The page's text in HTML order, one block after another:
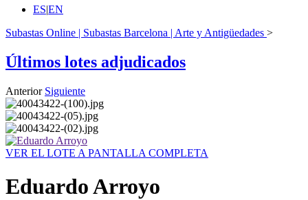
ES|EN
Subastas Online | Subastas Barcelona | Arte y Antigüedades >
Últimos lotes adjudicados
Anterior Siguiente
VER EL LOTE A PANTALLA COMPLETA
Eduardo Arroyo